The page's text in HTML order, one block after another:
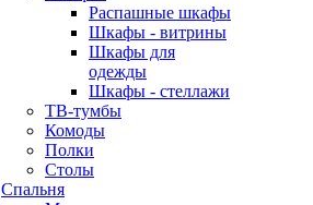
Распашные шкафы
Шкафы - витрины
Шкафы для
одежды
Шкафы - стеллажи
ТВ-тумбы
Комоды
Полки
Столы
Спальня